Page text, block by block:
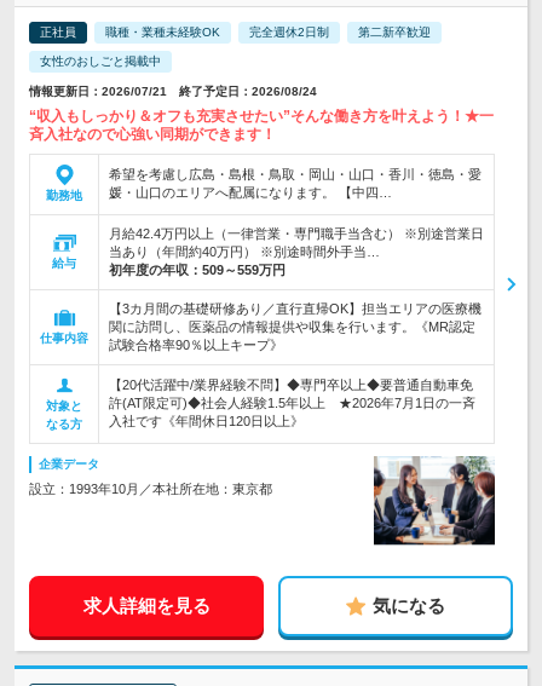
正社員 職種・業種未経験OK 完全週休2日制 第二新卒歓迎
女性のおしごと掲載中
情報更新日：2026/07/21 終了予定日：2026/08/24
“収入もしっかり＆オフも充実させたい”そんな働き方を叶えよう！★一
斉入社なので心強い同期ができます！
勤務地
希望を考慮し広島・島根・鳥取・岡山・山口・香川・徳島・愛
媛・山口のエリアへ配属になります。 【中四…
給与
月給42.4万円以上（一律営業・専門職手当含む） ※別途営業日
当あり（年間約40万円） ※別途時間外手当…
初年度の年収： 509～559万円
仕事内容
【3カ月間の基礎研修あり／直行直帰OK】担当エリアの医療機
関に訪問し、医薬品の情報提供や収集を行います。《MR認定
試験合格率90％以上キープ》
対象と
なる方
【20代活躍中/業界経験不問】◆専門卒以上◆要普通自動車免
許(AT限定可)◆社会人経験1.5年以上 ★2026年7月1日の一斉
入社です《年間休日120日以上》
企業データ
設立：1993年10月／本社所在地：東京都
求人詳細を見る 気になる